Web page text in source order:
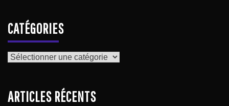
CATÉGORIES
Catégories
ARTICLES RÉCENTS